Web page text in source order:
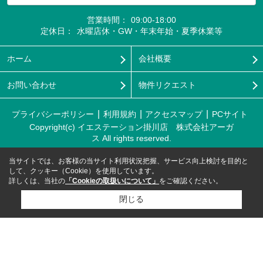
営業時間：
09:00-18:00
定休日：
水曜店休・GW・年末年始・夏季休業等
ホーム 会社概要
お問い合わせ 物件リクエスト
プライバシーポリシー 利用規約 アクセスマップ
PCサイト
Copyright(c) イエステーション掛川店 株式会社アーガ
ス All rights reserved.
当サイトでは、お客様の当サイト利用状況把握、サービス向上検討を目的と
して、クッキー（Cookie）を使用しています。
詳しくは、当社の 「Cookieの取扱いについて」 をご確認ください。
閉じる